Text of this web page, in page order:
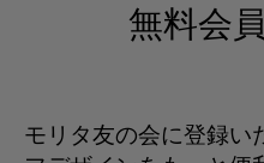
無料会
モリタ友の会に登録い